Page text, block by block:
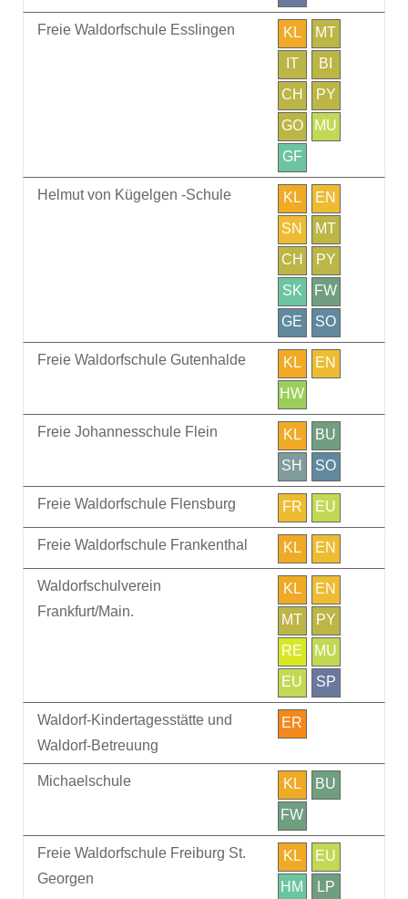
Freie Waldorfschule Esslingen KL
MT
IT
BI
CH
PY
GO
MU
GF
Helmut von Kügelgen -Schule KL
EN
SN
MT
CH
PY
SK
FW
GE
SO
Freie Waldorfschule Gutenhalde KL
EN
HW
Freie Johannesschule Flein KL
BU
SH
SO
Freie Waldorfschule Flensburg FR EU
Freie Waldorfschule Frankenthal KL EN
Waldorfschulverein
Frankfurt/Main.
KL
EN
MT
PY
RE
MU
EU
SP
Waldorf-Kindertagesstätte und
Waldorf-Betreuung
ER
Michaelschule KL
BU
FW
Freie Waldorfschule Freiburg St.
Georgen
KL
EU
HM
LP